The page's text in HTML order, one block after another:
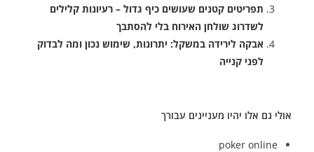
תפריטים קטנים שעושים כיף גדול – רעיונות קלילים
לשדרוג שולחן האירוח בלי להסתבך
אבקה לירידה במשקל: יתרונות, שימוש נכון ומה לבדוק
לפני קנייה
אולי גם אלו יהיו מעניינים עבורך
poker online